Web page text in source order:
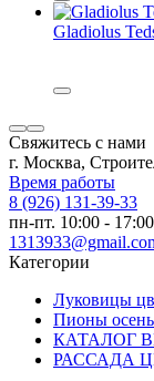
Gladiolus
Свяжитесь с нами
г. Москва,
Время работы
8 (926) 131-39-33
пн-пт. 10:00 - 17:00
Категории
Луковицы
Пионы
КАТАЛОГ
РАССАДА